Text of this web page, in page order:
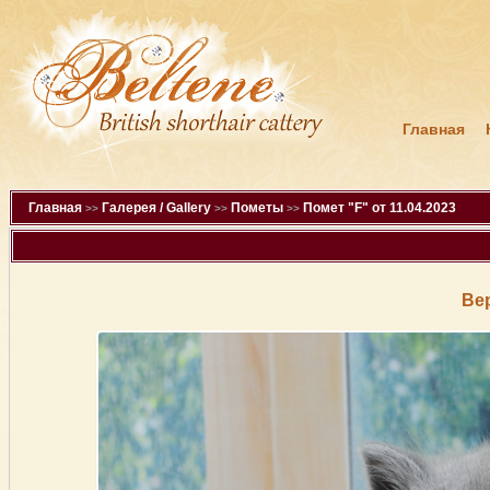
Главная
Главная >> Галерея / Gallery >> Пометы >> Помет "F" от 11.04.2023